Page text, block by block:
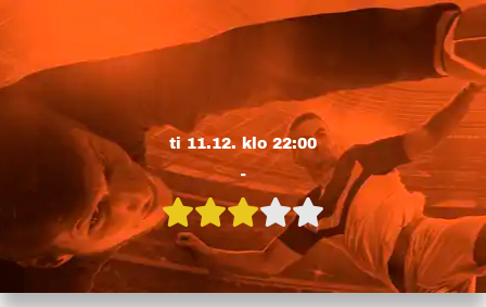
ti 11.12. klo 22:00
-